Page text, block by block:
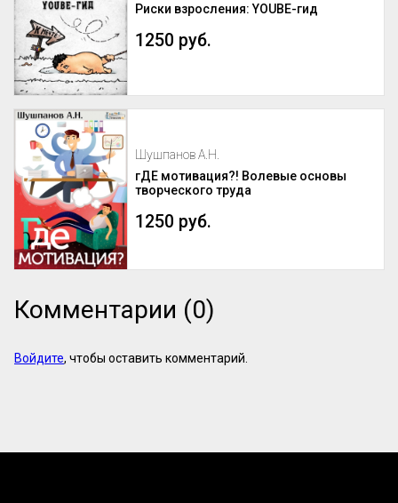
Риски взросления: YOUBE-гид
1250 руб.
Шушпанов А.Н.
гДЕ мотивация?! Волевые основы
творческого труда
1250 руб.
Комментарии (0)
Войдите, чтобы оставить комментарий.